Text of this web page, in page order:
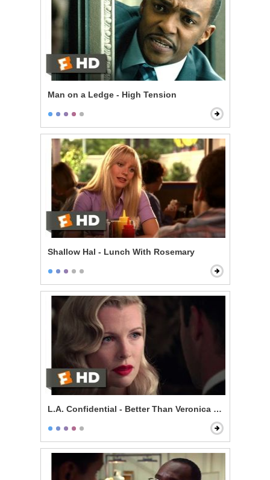
Man on a Ledge - High Tension
Shallow Hal - Lunch With Rosemary
L.A. Confidential - Better Than Veronica Lake